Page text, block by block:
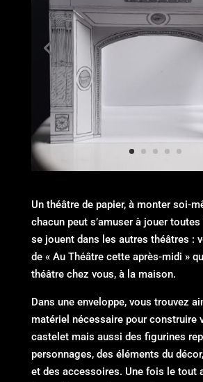
Un théâtre de papier, à monter soi-
chacun peut s’amuser à jouer
se jouent dans les autres théâtres :
de « Au Théâtre cette après-midi »
théâtre chez vous, à la maison.
Dans une enveloppe, vous trouvez
matériel nécessaire pour construire
castelet mais aussi des figurines
personnages, des éléments du
et des accessoires. Une fois le tout